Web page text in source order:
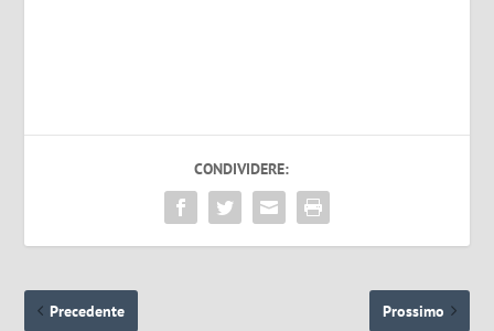
CONDIVIDERE:
Precedente Prossimo